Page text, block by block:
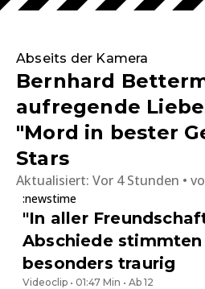
Abseits der Kamera
Bernhard
aufregende
"Mord in bester
Stars
Aktualisiert: Vor 4 Stunden
:newstime
"In aller
Abschiede stimmten
besonders traurig
Videoclip • 01:47 Min • Ab 12